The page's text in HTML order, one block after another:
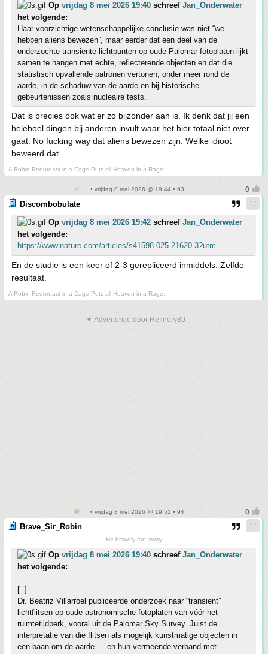
Op vrijdag 8 mei 2026 19:40 schreef Jan_Onderwater
het volgende:
Haar voorzichtige wetenschappelijke conclusie was niet “we
hebben aliens bewezen”, maar eerder dat een deel van de
onderzochte transiënte lichtpunten op oude Palomar-fotoplaten lijkt
samen te hangen met echte, reflecterende objecten en dat die
statistisch opvallende patronen vertonen, onder meer rond de
aarde, in de schaduw van de aarde en bij historische
gebeurtenissen zoals nucleaire tests.
Dat is precies ook wat er zo bijzonder aan is. Ik denk dat jij een
heleboel dingen bij anderen invult waar het hier totaal niet over
gaat. No fucking way dat aliens bewezen zijn. Welke idioot
beweerd dat.
A Robin Redbreast in a Cage Puts all Heaven in a Rage.
• vrijdag 8 mei 2026 @ 19:44 • 93
Discombobulate
Op vrijdag 8 mei 2026 19:42 schreef Jan_Onderwater
het volgende:
https://www.nature.com/articles/s41598-025-21620-3?utm
En de studie is een keer of 2-3 gerepliceerd inmiddels. Zelfde
resultaat.
A Robin Redbreast in a Cage Puts all Heaven in a Rage.
▼ Advertentie door Refinery89
• vrijdag 8 mei 2026 @ 19:51 • 94
Brave_Sir_Robin
He bravely ran away
Op vrijdag 8 mei 2026 19:40 schreef Jan_Onderwater
het volgende:
[..]
Dr. Beatriz Villarroel publiceerde onderzoek naar “transient”
lichtflitsen op oude astronomische fotoplaten van vóór het
ruimtetijdperk, vooral uit de Palomar Sky Survey. Juist de
interpretatie van die flitsen als mogelijk kunstmatige objecten in
een baan om de aarde — en hun vermeende verband met